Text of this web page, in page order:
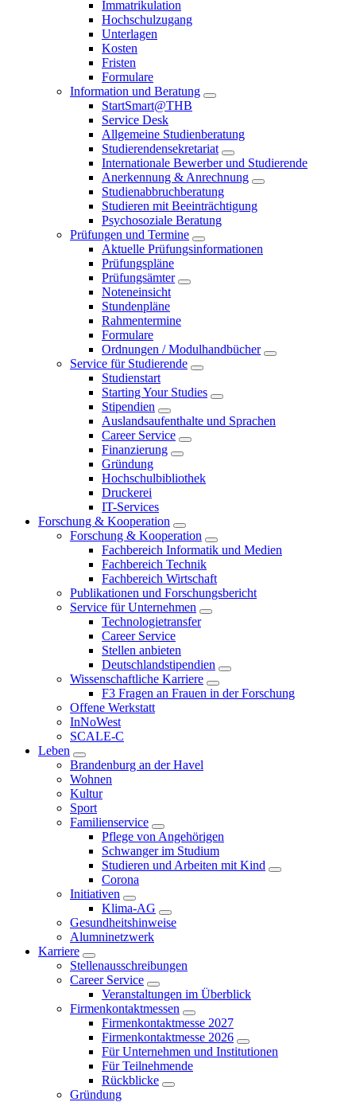
Immatrikulation
Hochschulzugang
Unterlagen
Kosten
Fristen
Formulare
Information und Beratung
StartSmart@THB
Service Desk
Allgemeine Studienberatung
Studierendensekretariat
Internationale Bewerber und Studierende
Anerkennung & Anrechnung
Studienabbruchberatung
Studieren mit Beeinträchtigung
Psychosoziale Beratung
Prüfungen und Termine
Aktuelle Prüfungsinformationen
Prüfungspläne
Prüfungsämter
Noteneinsicht
Stundenpläne
Rahmentermine
Formulare
Ordnungen / Modulhandbücher
Service für Studierende
Studienstart
Starting Your Studies
Stipendien
Auslandsaufenthalte und Sprachen
Career Service
Finanzierung
Gründung
Hochschulbibliothek
Druckerei
IT-Services
Forschung & Kooperation
Forschung & Kooperation
Fachbereich Informatik und Medien
Fachbereich Technik
Fachbereich Wirtschaft
Publikationen und Forschungsbericht
Service für Unternehmen
Technologietransfer
Career Service
Stellen anbieten
Deutschlandstipendien
Wissenschaftliche Karriere
F3 Fragen an Frauen in der Forschung
Offene Werkstatt
InNoWest
SCALE-C
Leben
Brandenburg an der Havel
Wohnen
Kultur
Sport
Familienservice
Pflege von Angehörigen
Schwanger im Studium
Studieren und Arbeiten mit Kind
Corona
Initiativen
Klima-AG
Gesundheitshinweise
Alumninetzwerk
Karriere
Stellenausschreibungen
Career Service
Veranstaltungen im Überblick
Firmenkontaktmessen
Firmenkontaktmesse 2027
Firmenkontaktmesse 2026
Für Unternehmen und Institutionen
Für Teilnehmende
Rückblicke
Gründung